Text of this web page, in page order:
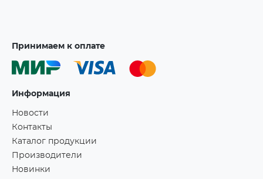
Принимаем к оплате
Информация
Новости
Контакты
Каталог продукции
Производители
Новинки